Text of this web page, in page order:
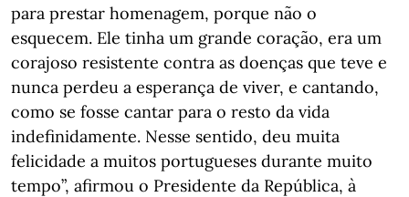
para prestar homenagem, porque não o
esquecem. Ele tinha um grande coração, era um
corajoso resistente contra as doenças que teve e
nunca perdeu a esperança de viver, e cantando,
como se fosse cantar para o resto da vida
indefinidamente. Nesse sentido, deu muita
felicidade a muitos portugueses durante muito
tempo”, afirmou o Presidente da República, à